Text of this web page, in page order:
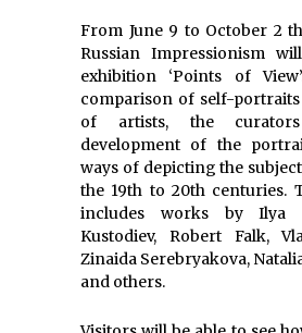
From June 9 to October 2
Russian Impressionism
exhibition ‘Points of
comparison of self-
of artists, the
development of the
ways of depicting the
the 19th to 20th centuries.
includes works by Ilya
Kustodiev, Robert Falk,
Zinaida Serebryakova,
and others.